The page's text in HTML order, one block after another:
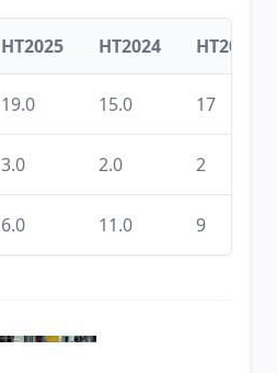
HT2025 HT2024 HT2023
19.0 15.0 17
3.0 2.0 2
6.0 11.0 9